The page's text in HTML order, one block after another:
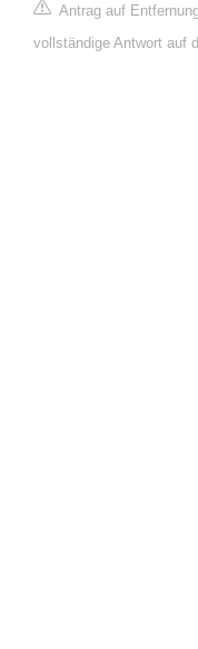
Antrag auf
vollständige Antwort auf